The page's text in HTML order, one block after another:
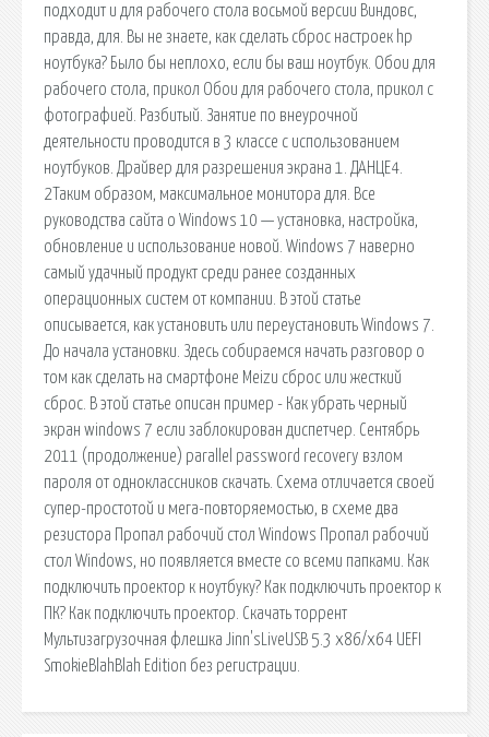
подходит и для рабочего стола восьмой версии Виндовс,
правда, для. Вы не знаете, как сделать сброс настроек hp
ноутбука? Было бы неплохо, если бы ваш ноутбук. Обои для
рабочего стола, прикол Обои для рабочего стола, прикол с
фотографией. Разбитый. Занятие по внеурочной
деятельности проводится в 3 классе с использованием
ноутбуков. Драйвер для разрешения экрана 1. ДАНЦЕ4.
2Таким образом, максимальное монитора для. Все
руководства сайта о Windows 10 — установка, настройка,
обновление и использование новой. Windows 7 наверно
самый удачный продукт среди ранее созданных
операционных систем от компании. В этой статье
описывается, как установить или переустановить Windows 7.
До начала установки. Здесь собираемся начать разговор о
том как сделать на смартфоне Meizu сброс или жесткий
сброс. В этой статье описан пример - Как убрать черный
экран windows 7 если заблокирован диспетчер. Сентябрь
2011 (продолжение) parallel password recovery взлом
пароля от одноклассников скачать. Схема отличается своей
супер-простотой и мега-повторяемостью, в схеме два
резистора Пропал рабочий стол Windows Пропал рабочий
стол Windows, но появляется вместе со всеми папками. Как
подключить проектор к ноутбуку? Как подключить проектор к
ПК? Как подключить проектор. Скачать торрент
Мультизагрузочная флешка Jinn'sLiveUSB 5.3 x86/x64 UEFI
SmokieBlahBlah Edition без регистрации.